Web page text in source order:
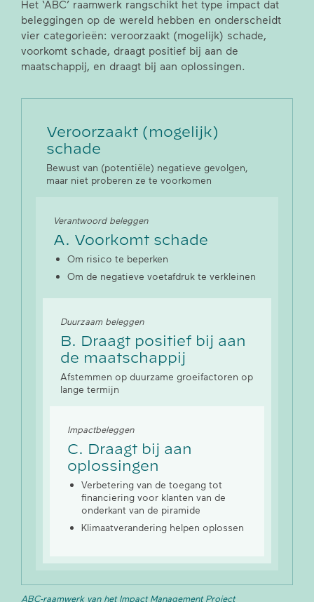
Het ‘ABC’ raamwerk rangschikt het type impact dat
beleggingen op de wereld hebben en onderscheidt
vier categorieën: veroorzaakt (mogelijk) schade,
voorkomt schade, draagt positief bij aan de
maatschappij, en draagt bij aan oplossingen.
Veroorzaakt (mogelijk)
schade
Bewust van (potentiële) negatieve gevolgen,
maar niet proberen ze te voorkomen
Verantwoord beleggen
A. Voorkomt schade
Om risico te beperken
Om de negatieve voetafdruk te verkleinen
Duurzaam beleggen
B. Draagt positief bij aan
de maatschappij
Afstemmen op duurzame groeifactoren op
lange termijn
Impactbeleggen
C. Draagt bij aan
oplossingen
Verbetering van de toegang tot
financiering voor klanten van de
onderkant van de piramide
Klimaatverandering helpen oplossen
ABC-raamwerk van het Impact Management Project